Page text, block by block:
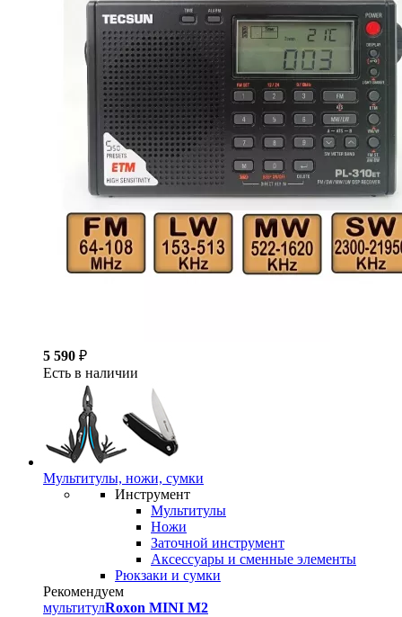
5 590 ₽
Есть в наличии
Мультитулы, ножи, сумки
Инструмент
Мультитулы
Ножи
Заточной инструмент
Аксессуары и сменные элементы
Рюкзаки и сумки
Рекомендуем
мультитулRoxon MINI M2